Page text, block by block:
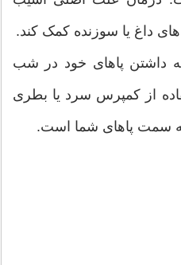
داغ یا سوزنده کمک کند.
داشتن پاهای خود در شب
از کمپرس سرد یا بطری
سمت پاهای شما است.